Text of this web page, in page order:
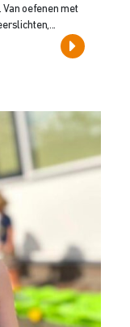
Van oefenen met